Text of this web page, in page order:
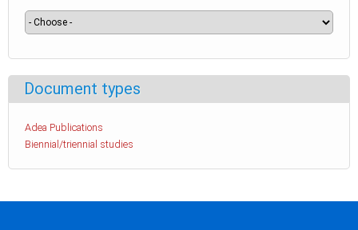
Document types
Adea Publications
Biennial/triennial studies